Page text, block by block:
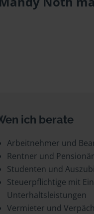
ich berate
Arbeitnehmer und
Rentner und
Studenten und
Steuerpflichtige mit
Unterhaltsleistungen
Vermieter und